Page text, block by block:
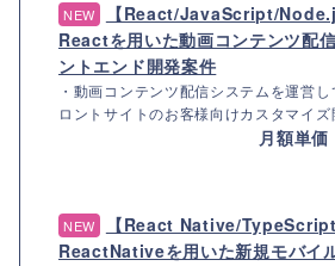
NEW
【React/JavaScript/
Reactを用いた動画コンテンツ配
ントエンド開発案件
・動画コンテンツ配信システムを運営
ロントサイトのお客様向けカスタマイズ
月額単
NEW
【React Native/TypeScript
ReactNativeを用いた新規モバイ